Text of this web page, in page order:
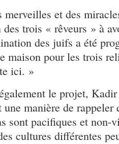
et des
trois « rêveurs » à
des juifs a été
maison pour les trois
ici. »
le projet,
manière de rappeler
sont pacifiques et non-
cultures différentes